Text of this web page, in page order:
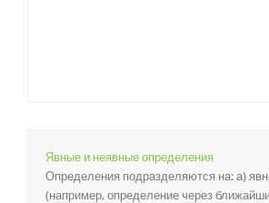
Явные и неявные определения
Определения подразделяются на: а)
(например, определение через